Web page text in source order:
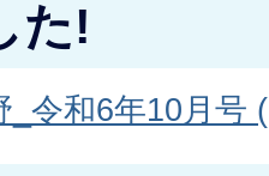
た!
_令和6年10月号